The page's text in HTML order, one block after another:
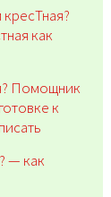
как
Помощник
к
— как